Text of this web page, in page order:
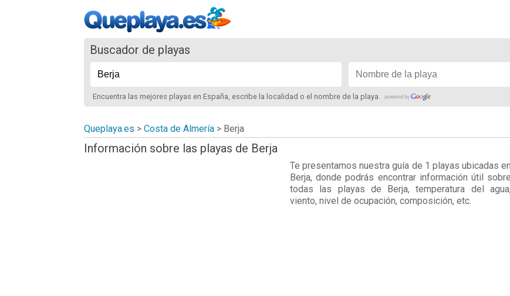
Buscador de playas
Encuentra las mejores playas en España, escribe la localidad o el nombre de la playa.
Queplaya.es > Costa de Almería > Berja
Información sobre las playas de Berja
Te presentamos nuestra guía de 1 playas ubicadas en
Berja, donde podrás encontrar información útil sobre
todas las playas de Berja, temperatura del agua,
viento, nivel de ocupación, composición, etc.